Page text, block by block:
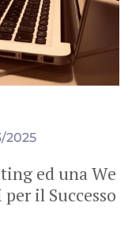
2025
ed una We
il Successo